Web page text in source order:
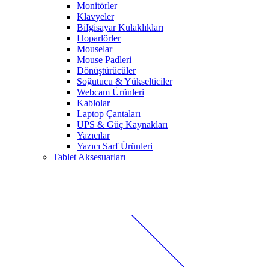
Monitörler
Klavyeler
BiIgisayar Kulaklıkları
Hoparlörler
Mouselar
Mouse Padleri
Dönüştürücüler
Soğutucu & Yükselticiler
Webcam Ürünleri
Kablolar
Laptop Çantaları
UPS & Güç Kaynakları
Yazıcılar
Yazıcı Sarf Ürünleri
Tablet Aksesuarları